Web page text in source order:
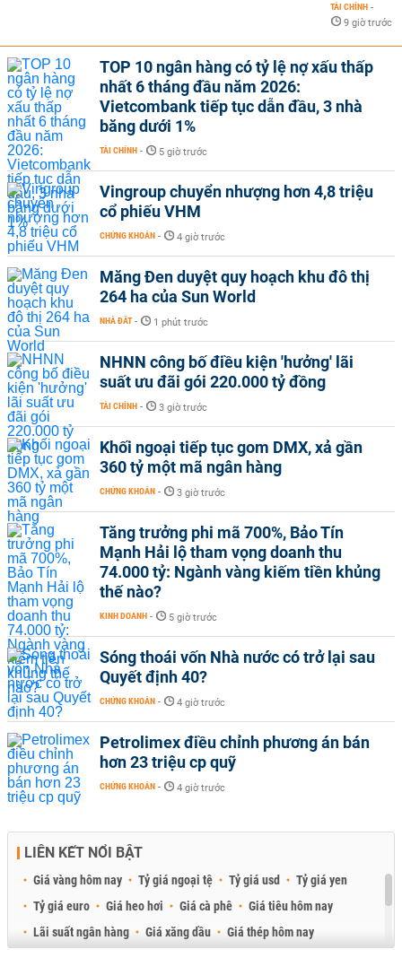
TÀI CHÍNH -
9 giờ trước
TOP 10 ngân hàng có tỷ lệ nợ xấu thấp
nhất 6 tháng đầu năm 2026:
Vietcombank tiếp tục dẫn đầu, 3 nhà
băng dưới 1%
TÀI CHÍNH - 5 giờ trước
Vingroup chuyển nhượng hơn 4,8 triệu
cổ phiếu VHM
CHỨNG KHOÁN - 4 giờ trước
Măng Đen duyệt quy hoạch khu đô thị
264 ha của Sun World
NHÀ ĐẤT - 1 phút trước
NHNN công bố điều kiện 'hưởng' lãi
suất ưu đãi gói 220.000 tỷ đồng
TÀI CHÍNH - 3 giờ trước
Khối ngoại tiếp tục gom DMX, xả gần
360 tỷ một mã ngân hàng
CHỨNG KHOÁN - 3 giờ trước
Tăng trưởng phi mã 700%, Bảo Tín
Mạnh Hải lộ tham vọng doanh thu
74.000 tỷ: Ngành vàng kiếm tiền khủng
thế nào?
KINH DOANH - 5 giờ trước
Sóng thoái vốn Nhà nước có trở lại sau
Quyết định 40?
CHỨNG KHOÁN - 4 giờ trước
Petrolimex điều chỉnh phương án bán
hơn 23 triệu cp quỹ
CHỨNG KHOÁN - 4 giờ trước
LIÊN KẾT NỔI BẬT
Giá vàng hôm nay Tỷ giá ngoại tệ Tỷ giá usd
Tỷ giá yen
Tỷ giá euro
Giá heo hơi Giá cà phê
Giá tiêu hôm nay
Lãi suất ngân hàng
Giá xăng dầu
Giá thép hôm nay